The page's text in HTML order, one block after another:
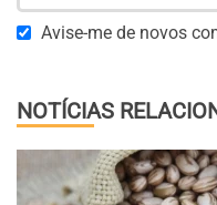
Avise-me de novos
NOTÍCIAS